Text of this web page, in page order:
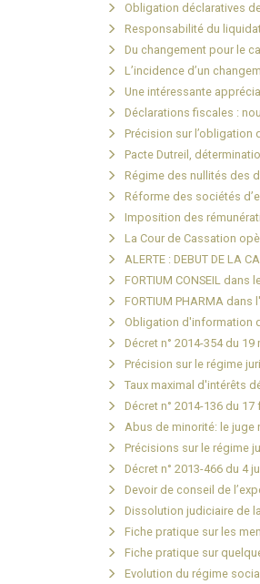
Obligation déclaratives
Responsabilité du
Du changement pour le
L’incidence d’un
Une intéressante
Déclarations fiscales :
Précision sur
Pacte Dutreil,
Régime des nullités des
Réforme des sociétés
Imposition des
La Cour de Cassation
ALERTE : DEBUT DE LA
FORTIUM CONSEIL dans
FORTIUM PHARMA
Obligation d'information
Décret n° 2014-354 du
Précision sur le régime
Taux maximal d'intérêts
Décret n° 2014-136 du
Abus de minorité: le juge
Précisions sur le régime
Décret n° 2013-466 du 4
Devoir de conseil de
Dissolution judiciaire de
Fiche pratique sur les
Fiche pratique sur
Evolution du régime